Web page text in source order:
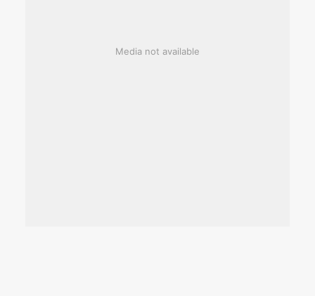
Media not available